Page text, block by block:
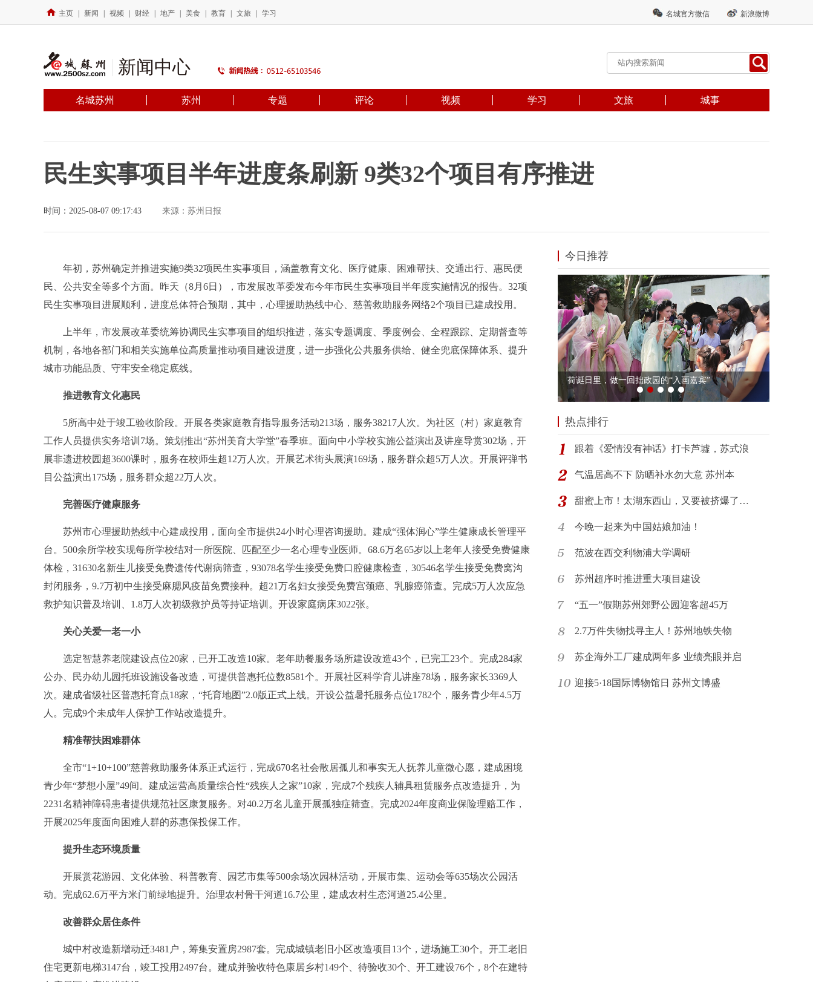
主页 新闻 视频 财经 地产 美食 教育 文旅 学习 名城官方微信 新浪微博
新闻中心
名城苏州 苏州 专题 评论 视频 学习 文旅 城事
民生实事项目半年进度条刷新 9类32个项目有序推进
时间：2025-08-07 09:17:43 来源：苏州日报
年初，苏州确定并推进实施9类32项民生实事项目，涵盖教育文化、医疗健康、困难帮扶、交通出行、惠民便
民、公共安全等多个方面。昨天（8月6日），市发展改革委发布今年市民生实事项目半年度实施情况的报告。32项
民生实事项目进展顺利，进度总体符合预期，其中，心理援助热线中心、慈善救助服务网络2个项目已建成投用。
上半年，市发展改革委统筹协调民生实事项目的组织推进，落实专题调度、季度例会、全程跟踪、定期督查等
机制，各地各部门和相关实施单位高质量推动项目建设进度，进一步强化公共服务供给、健全兜底保障体系、提升
城市功能品质、守牢安全稳定底线。
推进教育文化惠民
5所高中处于竣工验收阶段。开展各类家庭教育指导服务活动213场，服务38217人次。为社区（村）家庭教育
工作人员提供实务培训7场。策划推出“苏州美育大学堂”春季班。面向中小学校实施公益演出及讲座导赏302场，开
展非遗进校园超3600课时，服务在校师生超12万人次。开展艺术街头展演169场，服务群众超5万人次。开展评弹书
目公益演出175场，服务群众超22万人次。
完善医疗健康服务
苏州市心理援助热线中心建成投用，面向全市提供24小时心理咨询援助。建成“强体润心”学生健康成长管理平
台。500余所学校实现每所学校结对一所医院、匹配至少一名心理专业医师。68.6万名65岁以上老年人接受免费健康
体检，31630名新生儿接受免费遗传代谢病筛查，93078名学生接受免费口腔健康检查，30546名学生接受免费窝沟
封闭服务，9.7万初中生接受麻腮风疫苗免费接种。超21万名妇女接受免费宫颈癌、乳腺癌筛查。完成5万人次应急
救护知识普及培训、1.8万人次初级救护员等持证培训。开设家庭病床3022张。
关心关爱一老一小
选定智慧养老院建设点位20家，已开工改造10家。老年助餐服务场所建设改造43个，已完工23个。完成284家
公办、民办幼儿园托班设施设备改造，可提供普惠托位数8581个。开展社区科学育儿讲座78场，服务家长3369人
次。建成省级社区普惠托育点18家，“托育地图”2.0版正式上线。开设公益暑托服务点位1782个，服务青少年4.5万
人。完成9个未成年人保护工作站改造提升。
精准帮扶困难群体
全市“1+10+100”慈善救助服务体系正式运行，完成670名社会散居孤儿和事实无人抚养儿童微心愿，建成困境
青少年“梦想小屋”49间。建成运营高质量综合性“残疾人之家”10家，完成7个残疾人辅具租赁服务点改造提升，为
2231名精神障碍患者提供规范社区康复服务。对40.2万名儿童开展孤独症筛查。完成2024年度商业保险理赔工作，
开展2025年度面向困难人群的苏惠保投保工作。
提升生态环境质量
开展赏花游园、文化体验、科普教育、园艺市集等500余场次园林活动，开展市集、运动会等635场次公园活
动。完成62.6万平方米门前绿地提升。治理农村骨干河道16.7公里，建成农村生态河道25.4公里。
改善群众居住条件
城中村改造新增动迁3481户，筹集安置房2987套。完成城镇老旧小区改造项目13个，进场施工30个。开工老旧
住宅更新电梯3147台，竣工投用2497台。建成并验收特色康居乡村149个、待验收30个、开工建设76个，8个在建特
今日推荐
热点排行
跟着《爱情没有神话》打卡芦墟，苏式浪
气温居高不下 防晒补水勿大意 苏州本
甜蜜上市！太湖东西山，又要被挤爆了…
今晚一起来为中国姑娘加油！
范波在西交利物浦大学调研
苏州超序时推进重大项目建设
“五一”假期苏州郊野公园迎客超45万
2.7万件失物找寻主人！苏州地铁失物
苏企海外工厂建成两年多 业绩亮眼并启
迎接5·18国际博物馆日 苏州文博盛